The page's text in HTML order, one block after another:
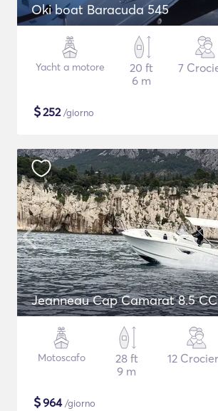
Oki boat Baracuda 545
Yacht a motore
20 ft
6 m
7
$252/giorno
Jeanneau Cap Camarat 8.5 CC
Motoscafo
28 ft
9 m
12
$964/giorno